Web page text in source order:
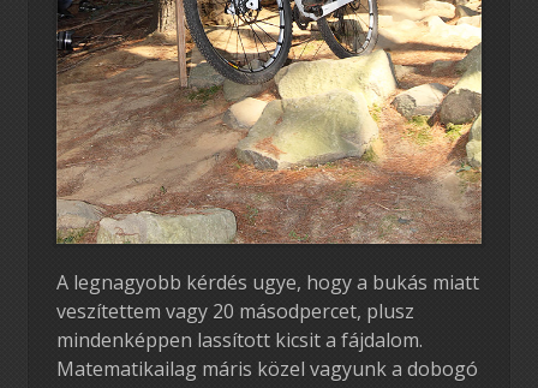
A legnagyobb kérdés ugye, hogy a bukás miatt
veszítettem vagy 20 másodpercet, plusz
mindenképpen lassított kicsit a fájdalom.
Matematikailag máris közel vagyunk a dobogó